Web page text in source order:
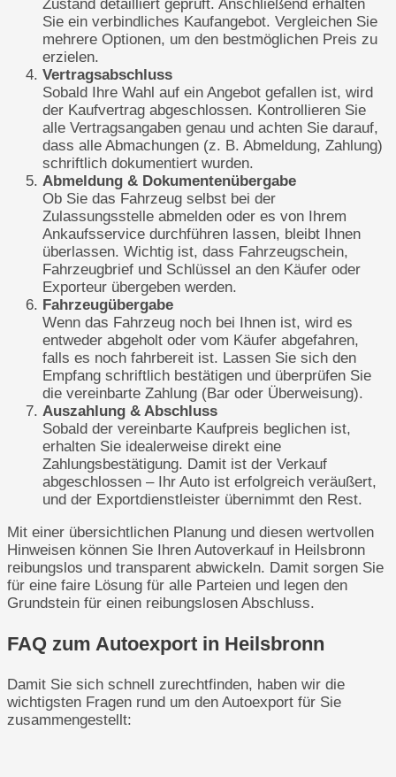
Zustand detailliert geprüft. Anschließend erhalten
Sie ein verbindliches Kaufangebot. Vergleichen Sie
mehrere Optionen, um den bestmöglichen Preis zu
erzielen.
Vertragsabschluss
Sobald Ihre Wahl auf ein Angebot gefallen ist, wird
der Kaufvertrag abgeschlossen. Kontrollieren Sie
alle Vertragsangaben genau und achten Sie darauf,
dass alle Abmachungen (z. B. Abmeldung, Zahlung)
schriftlich dokumentiert wurden.
Abmeldung & Dokumentenübergabe
Ob Sie das Fahrzeug selbst bei der
Zulassungsstelle abmelden oder es von Ihrem
Ankaufsservice durchführen lassen, bleibt Ihnen
überlassen. Wichtig ist, dass Fahrzeugschein,
Fahrzeugbrief und Schlüssel an den Käufer oder
Exporteur übergeben werden.
Fahrzeugübergabe
Wenn das Fahrzeug noch bei Ihnen ist, wird es
entweder abgeholt oder vom Käufer abgefahren,
falls es noch fahrbereit ist. Lassen Sie sich den
Empfang schriftlich bestätigen und überprüfen Sie
die vereinbarte Zahlung (Bar oder Überweisung).
Auszahlung & Abschluss
Sobald der vereinbarte Kaufpreis beglichen ist,
erhalten Sie idealerweise direkt eine
Zahlungsbestätigung. Damit ist der Verkauf
abgeschlossen – Ihr Auto ist erfolgreich veräußert,
und der Exportdienstleister übernimmt den Rest.
Mit einer übersichtlichen Planung und diesen wertvollen
Hinweisen können Sie Ihren Autoverkauf in Heilsbronn
reibungslos und transparent abwickeln. Damit sorgen Sie
für eine faire Lösung für alle Parteien und legen den
Grundstein für einen reibungslosen Abschluss.
FAQ zum Autoexport in Heilsbronn
Damit Sie sich schnell zurechtfinden, haben wir die
wichtigsten Fragen rund um den Autoexport für Sie
zusammengestellt: